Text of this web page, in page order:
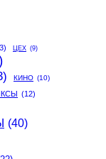
ЦЕХ (9)
КИНО (10)
(12)
(40)